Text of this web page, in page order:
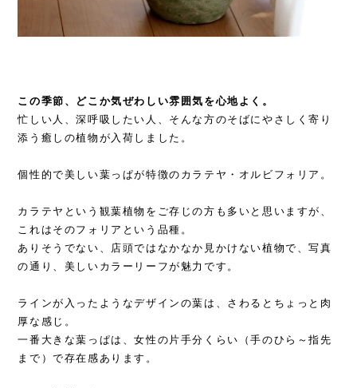
この季節、どこか気ぜわしい雰囲気を心地よく。
忙しい人、深呼吸したい人、そんな方のそばにやさしく寄り
添う癒しの植物が入荷しました。
個性的で美しい葉っぱが特徴のカラテヤ・オルビフォリア。
カラテヤという観葉植物をご存じの方も多いと思いますが、
これはそのフォリアという品種。
ありそうでない、店頭ではなかなか見かけない植物で、写真
の通り、美しいカラーリーフが魅力です。
ラインが入ったようなデザインの葉は、さわるとちょっと肉
厚な感じ。
一番大きな葉っぱは、女性の片手分くらい（手のひら～指先
まで）で存在感あります。